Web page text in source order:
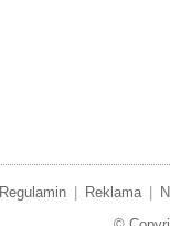
Regulamin Reklama